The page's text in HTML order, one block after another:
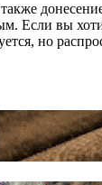
Если вы
но